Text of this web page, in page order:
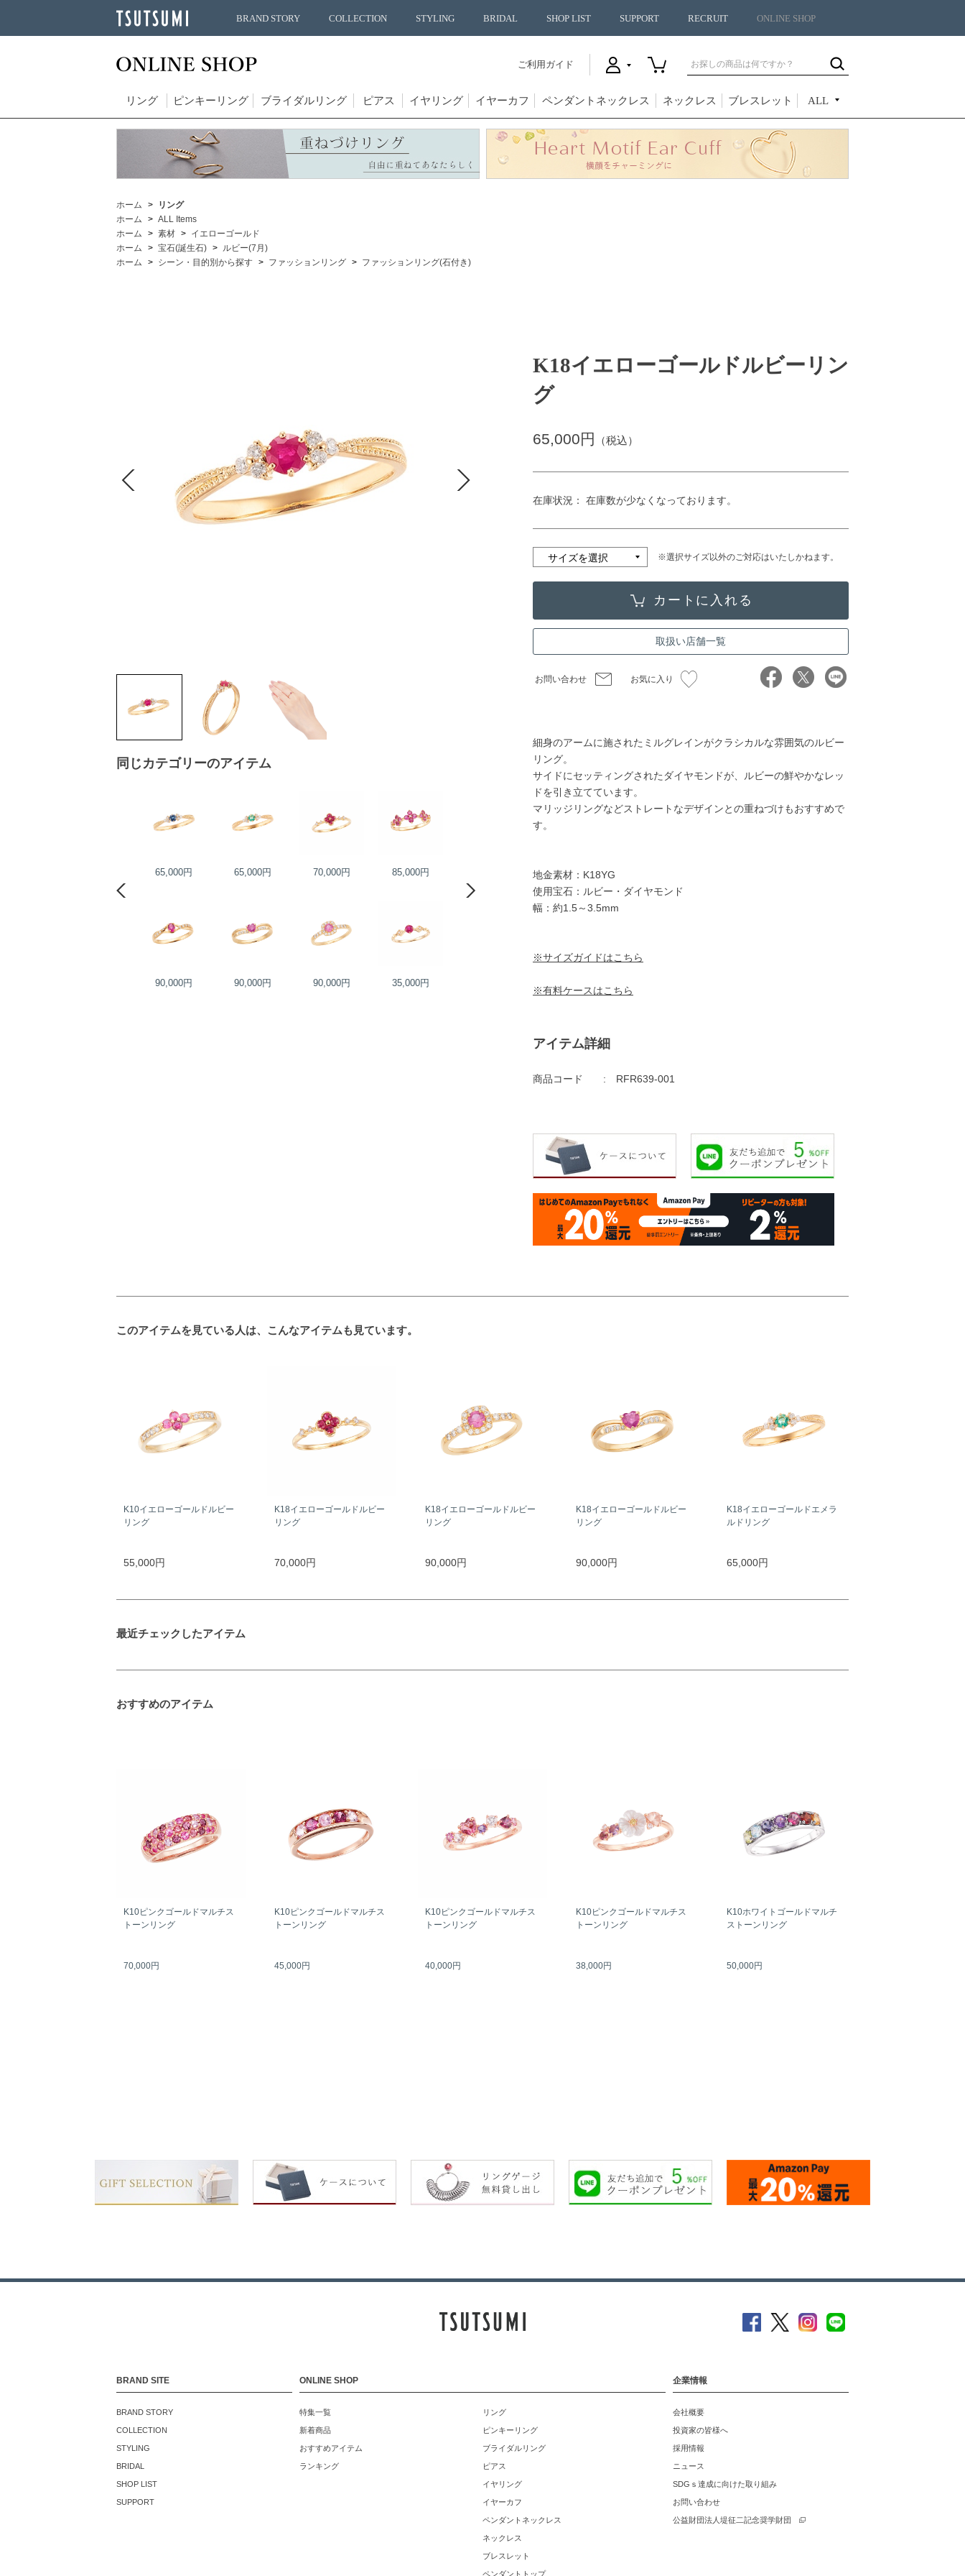
BRAND STORY COLLECTION STYLING BRIDAL SHOP LIST SUPPORT RECRUIT ONLINE SHOP
ご利用ガイド
リング ピンキーリング ブライダルリング ピアス イヤリング イヤーカフ ペンダントネックレス ネックレス ブレスレット ALL
ホーム
リング
ホーム
ALL Items
ホーム
素材
イエローゴールド
ホーム
宝石(誕生石)
ルビー(7月)
ホーム
シーン・目的別から探す ファッションリング ファッションリング(石付き)
同じカテゴリーのアイテム
65,000円 65,000円 70,000円 85,000円
90,000円 90,000円 90,000円 35,000円
39,000円 40,000円
K18イエローゴールドルビーリン
グ
65,000円 （税込）
在庫状況： 在庫数が少なくなっております。
※選択サイズ以外のご対応はいたしかねます。
取扱い店舗一覧
お問い合わせ お気に入り
細身のアームに施されたミルグレインがクラシカルな雰囲気のルビー
リング。
サイドにセッティングされたダイヤモンドが、ルビーの鮮やかなレッ
ドを引き立てています。
マリッジリングなどストレートなデザインとの重ねづけもおすすめで
す。
地金素材：K18YG
使用宝石：ルビー・ダイヤモンド
幅：約1.5～3.5mm
※サイズガイドはこちら
※有料ケースはこちら
アイテム詳細
商品コード RFR639-001
このアイテムを見ている人は、こんなアイテムも見ています。
K10イエローゴールドルビー
リング
55,000円
K18イエローゴールドルビー
リング
70,000円
K18イエローゴールドルビー
リング
90,000円
K18イエローゴールドルビー
リング
90,000円
K18イエローゴールドエメラ
ルドリング
65,000円
最近チェックしたアイテム
おすすめのアイテム
K10ピンクゴールドマルチス
トーンリング
70,000円
K10ピンクゴールドマルチス
トーンリング
45,000円
K10ピンクゴールドマルチス
トーンリング
40,000円
K10ピンクゴールドマルチス
トーンリング
38,000円
K10ホワイトゴールドマルチ
ストーンリング
50,000円
BRAND SITE
BRAND STORY
COLLECTION
STYLING
BRIDAL
SHOP LIST
SUPPORT
ONLINE SHOP
特集一覧
新着商品
おすすめアイテム
ランキング
リング
ピンキーリング
ブライダルリング
ピアス
イヤリング
イヤーカフ
ペンダントネックレス
ネックレス
ブレスレット
ペンダントトップ
企業情報
会社概要
投資家の皆様へ
採用情報
ニュース
SDGｓ達成に向けた取り組み
お問い合わせ
公益財団法人堤征二記念奨学財団